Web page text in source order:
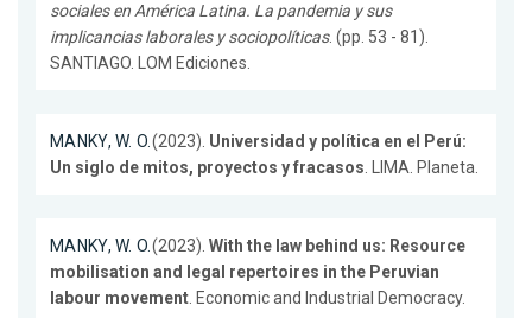
sociales en América Latina. La pandemia y sus
implicancias laborales y sociopolíticas. (pp. 53 - 81).
SANTIAGO. LOM Ediciones.
MANKY, W. O.(2023). Universidad y política en el Perú:
Un siglo de mitos, proyectos y fracasos. LIMA. Planeta.
MANKY, W. O.(2023). With the law behind us: Resource
mobilisation and legal repertoires in the Peruvian
labour movement. Economic and Industrial Democracy.